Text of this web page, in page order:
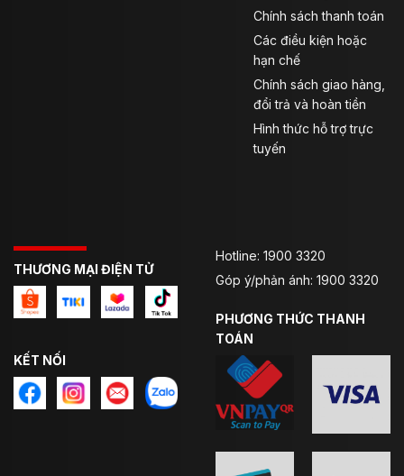
Chính sách thanh toán
Các điều kiện hoặc
hạn chế
Chính sách giao hàng,
đổi trả và hoàn tiền
Hình thức hỗ trợ trực
tuyến
THƯƠNG MẠI ĐIỆN TỬ
KẾT NỐI
Hotline: 1900 3320
Góp ý/phản ánh: 1900 3320
PHƯƠNG THỨC THANH
TOÁN